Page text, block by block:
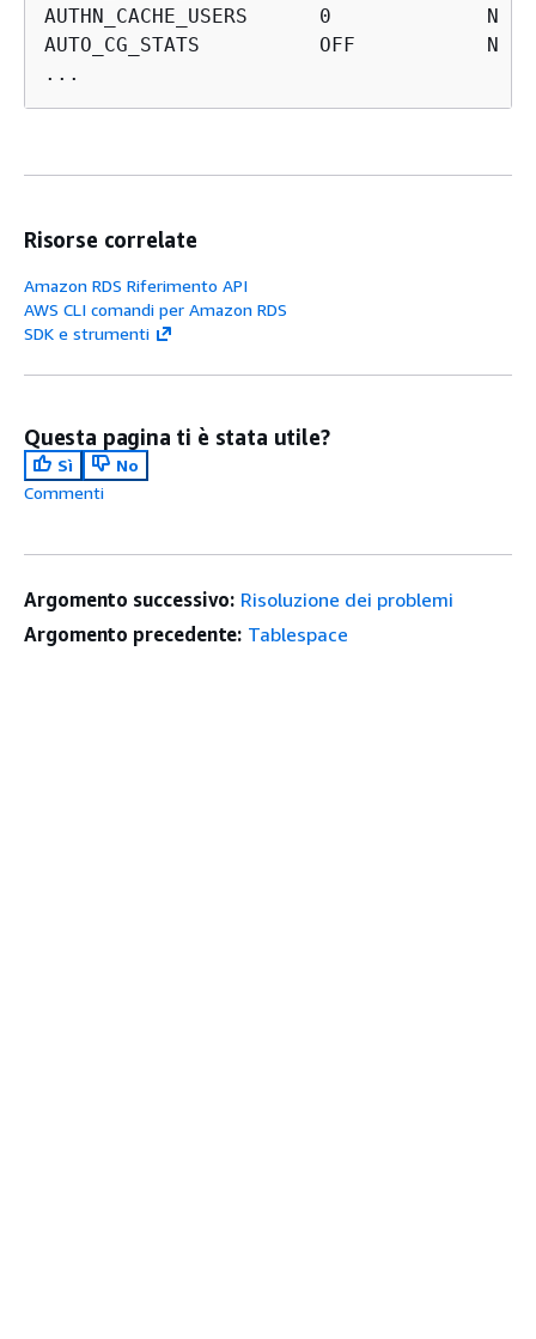
AUTHN_CACHE_USERS      0             N
AUTO_CG_STATS          OFF           N
...
Risorse correlate
Amazon RDS Riferimento API
AWS CLI comandi per Amazon RDS
SDK e strumenti
Questa pagina ti è stata utile?
Sì
No
Commenti
Argomento successivo: Risoluzione dei problemi
Argomento precedente: Tablespace